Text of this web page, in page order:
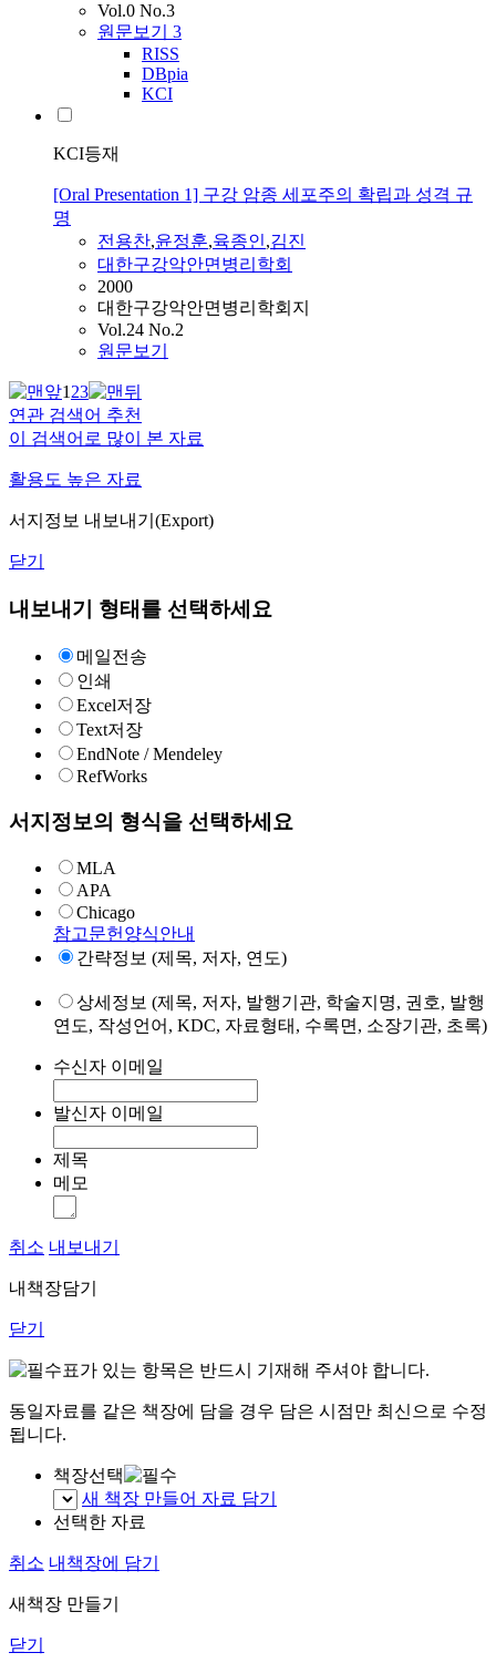
Vol.0 No.3
원문보기 3
RISS
DBpia
KCI
KCI등재
[Oral Presentation 1] 구강 암종 세포주의 확립과 성격 규
명
전용찬,윤정훈,육종인,김진
대한구강악안면병리학회
2000
대한구강악안면병리학회지
Vol.24 No.2
원문보기
123
연관 검색어 추천
이 검색어로 많이 본 자료
활용도 높은 자료
서지정보 내보내기(Export)
닫기
내보내기 형태를 선택하세요
메일전송
인쇄
Excel저장
Text저장
EndNote / Mendeley
RefWorks
서지정보의 형식을 선택하세요
MLA
APA
Chicago
참고문헌양식안내
간략정보 (제목, 저자, 연도)
상세정보 (제목, 저자, 발행기관, 학술지명, 권호, 발행
연도, 작성언어, KDC, 자료형태, 수록면, 소장기관, 초록)
수신자 이메일
발신자 이메일
제목
메모
취소 내보내기
내책장담기
닫기
표가 있는 항목은 반드시 기재해 주셔야 합니다.
동일자료를 같은 책장에 담을 경우 담은 시점만 최신으로 수정
됩니다.
책장선택
새 책장 만들어 자료 담기
선택한 자료
취소 내책장에 담기
새책장 만들기
닫기